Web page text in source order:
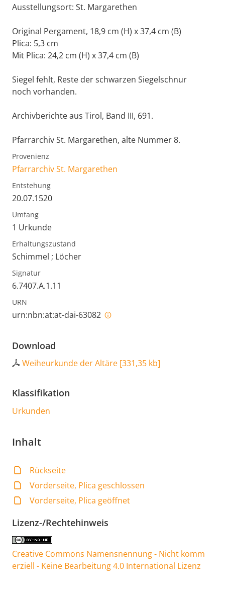
Ausstellungsort: St. Margarethen
Original Pergament, 18,9 cm (H) x 37,4 cm (B)
Plica: 5,3 cm
Mit Plica: 24,2 cm (H) x 37,4 cm (B)
Siegel fehlt, Reste der schwarzen Siegelschnur
noch vorhanden.
Archivberichte aus Tirol, Band III, 691.
Pfarrarchiv St. Margarethen, alte Nummer 8.
Provenienz
Pfarrarchiv St. Margarethen
Entstehung
20.07.1520
Umfang
1 Urkunde
Erhaltungszustand
Schimmel ; Löcher
Signatur
6.7407.A.1.11
URN
urn:nbn:at:at-dai-63082
Download
Weiheurkunde der Altäre [331,35 kb]
Klassifikation
Urkunden
Inhalt
Rückseite
Vorderseite, Plica geschlossen
Vorderseite, Plica geöffnet
Lizenz-/Rechtehinweis
Creative Commons Namensnennung - Nicht komm
erziell - Keine Bearbeitung 4.0 International Lizenz